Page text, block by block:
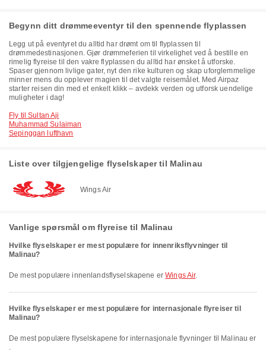
Begynn ditt drømmeeventyr til den spennende flyplassen
Legg ut på eventyret du alltid har drømt om til flyplassen til
drømmedestinasjonen. Gjør drømmeferien til virkelighet ved å bestille en
rimelig flyreise til den vakre flyplassen du alltid har ønsket å utforske.
Spaser gjennom livlige gater, nyt den rike kulturen og skap uforglemmelige
minner mens du opplever magien til det valgte reisemålet. Med Airpaz
starter reisen din med et enkelt klikk – avdekk verden og utforsk uendelige
muligheter i dag!
Fly til Sultan Aji
Muhammad Sulaiman
Sepinggan lufthavn
Liste over tilgjengelige flyselskaper til Malinau
Wings Air
Vanlige spørsmål om flyreise til Malinau
Hvilke flyselskaper er mest populære for innenriksflyvninger til
Malinau?
De mest populære innenlandsflyselskapene erWings Air.
Hvilke flyselskaper er mest populære for internasjonale flyreiser til
Malinau?
De mest populære flyselskapene for internasjonale flyvninger til Malinau er
.